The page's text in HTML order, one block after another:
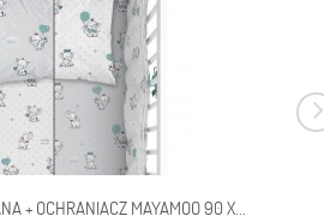
+ OCHRANIACZ MAYAMOO 90 X...